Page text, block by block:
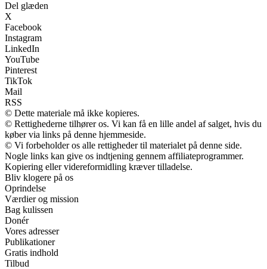
Del glæden
X
Facebook
Instagram
LinkedIn
YouTube
Pinterest
TikTok
Mail
RSS
© Dette materiale må ikke kopieres.
© Rettighederne tilhører os. Vi kan få en lille andel af salget, hvis du
køber via links på denne hjemmeside.
© Vi forbeholder os alle rettigheder til materialet på denne side.
Nogle links kan give os indtjening gennem affiliateprogrammer.
Kopiering eller videreformidling kræver tilladelse.
Bliv klogere på os
Oprindelse
Værdier og mission
Bag kulissen
Donér
Vores adresser
Publikationer
Gratis indhold
Tilbud